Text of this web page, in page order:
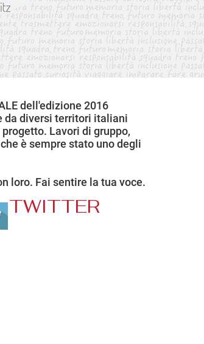
dell'edizione 2016
da diversi territori italiani
Lavori di gruppo,
è sempre stato uno degli
loro. Fai sentire la tua voce.
TWITTER